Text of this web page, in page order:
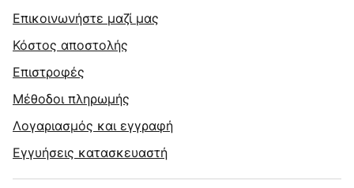
Επικοινωνήστε μαζί μας
Κόστος αποστολής
Επιστροφές
Μέθοδοι πληρωμής
Λογαριασμός και εγγραφή
Εγγυήσεις κατασκευαστή